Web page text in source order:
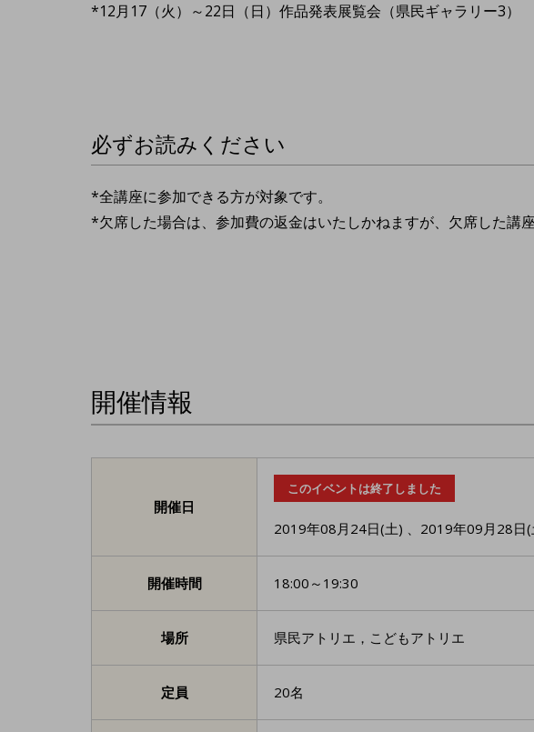
*12月17（火）～22日（日）作品発表展覧会（県民ギャラリー3）
必ずお読みください
*全講座に参加できる方が対象です。
*欠席した場合は、参加費の返金はいたしかねますが、欠席した講
開催情報
開催日
このイベントは終了しました
2019年08月24日(土) 、 2019年09月28日(
開催時間 18:00～19:30
場所 県民アトリエ，こどもアトリエ
定員 20名